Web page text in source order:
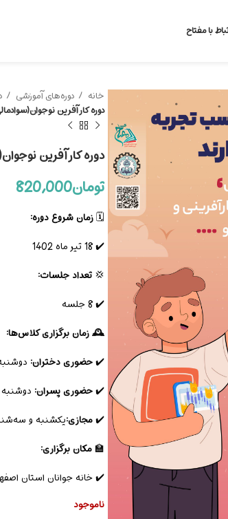
با مفتاح
خانه دوره‌های آموزشی
دوره کارآفرین نوجوان(سوادمالی و
دوره کارآفرین
تومان820,000
🗓️زمان شروع دوره:
✔️ 18 تیر ماه 1402
💢 تعداد جلسات:
✔️ 8 جلسه
🕰️ زمان برگزاری کلاس‌ها:
✔️حضوری دختران:
✔️حضوری پسران: دوشنبه
✔️مجازی:یکشنبه و سه‌شنبه
🏫مکان برگزاری:
✔️ خانه جوانان استان اصفهان، خیابان
ناموجود